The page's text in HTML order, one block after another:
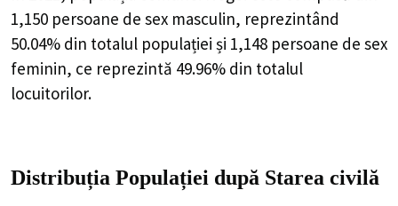
1,150 persoane de sex masculin, reprezintând
50.04% din totalul populației și 1,148 persoane de sex
feminin, ce reprezintă 49.96% din totalul
locuitorilor.
Distribuția Populației după Starea civilă